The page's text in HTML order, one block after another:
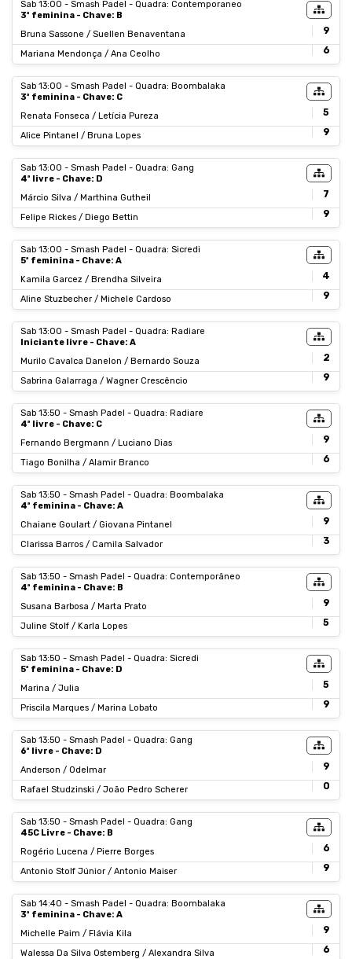
Sab 13:00 - Smash Padel - Quadra: Contemporaneo
3ª feminina - Chave: B
Bruna Sassone / Suellen Benaventana
9
Mariana Mendonça / Ana Ceolho 6
Sab 13:00 - Smash Padel - Quadra: Boombalaka
3ª feminina - Chave: C
Renata Fonseca / Letícia Pureza
5
Alice Pintanel / Bruna Lopes 9
Sab 13:00 - Smash Padel - Quadra: Gang
4ª livre - Chave: D
Márcio Silva / Marthina Gutheil
7
Felipe Rickes / Diego Bettin 9
Sab 13:00 - Smash Padel - Quadra: Sicredi
5ª feminina - Chave: A
Kamila Garcez / Brendha Silveira
4
Aline Stuzbecher / Michele Cardoso 9
Sab 13:00 - Smash Padel - Quadra: Radiare
Iniciante livre - Chave: A
Murilo Cavalca Danelon / Bernardo Souza
2
Sabrina Galarraga / Wagner Crescêncio 9
Sab 13:50 - Smash Padel - Quadra: Radiare
4ª livre - Chave: C
Fernando Bergmann / Luciano Dias
9
Tiago Bonilha / Alamir Branco 6
Sab 13:50 - Smash Padel - Quadra: Boombalaka
4ª feminina - Chave: A
Chaiane Goulart / Giovana Pintanel
9
Clarissa Barros / Camila Salvador 3
Sab 13:50 - Smash Padel - Quadra: Contemporâneo
4ª feminina - Chave: B
Susana Barbosa / Marta Prato
9
Juline Stolf / Karla Lopes 5
Sab 13:50 - Smash Padel - Quadra: Sicredi
5ª feminina - Chave: D
Marina / Julia
5
Priscila Marques / Marina Lobato 9
Sab 13:50 - Smash Padel - Quadra: Gang
6ª livre - Chave: D
Anderson / Odelmar
9
Rafael Studzinski / João Pedro Scherer 0
Sab 13:50 - Smash Padel - Quadra: Gang
45C Livre - Chave: B
Rogério Lucena / Pierre Borges
6
Antonio Stolf Júnior / Antonio Maiser 9
Sab 14:40 - Smash Padel - Quadra: Boombalaka
3ª feminina - Chave: A
Michelle Paim / Flávia Kila
9
Walessa Da Silva Ostemberg / Alexandra Silva 6